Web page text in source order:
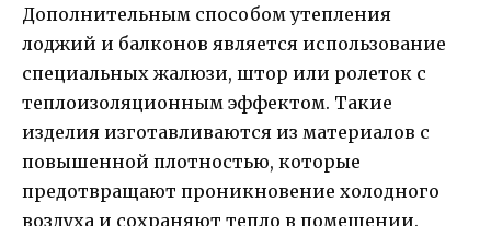
Дополнительным способом утепления
лоджий и балконов является использование
специальных жалюзи, штор или ролеток с
теплоизоляционным эффектом. Такие
изделия изготавливаются из материалов с
повышенной плотностью, которые
предотвращают проникновение холодного
воздуха и сохраняют тепло в помещении.